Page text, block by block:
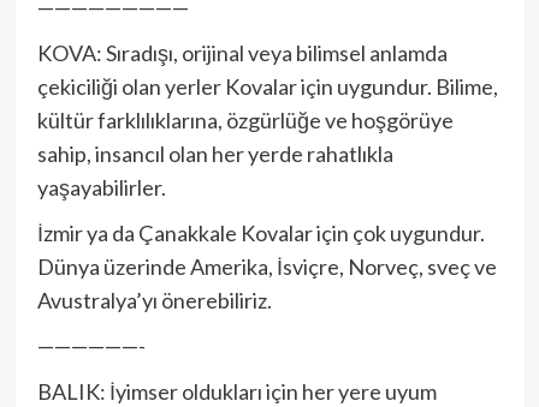
—————————
KOVA: Sıradışı, orijinal veya bilimsel anlamda
çekiciliği olan yerler Kovalar için uygundur. Bilime,
kültür farklılıklarına, özgürlüğe ve hoşgörüye
sahip, insancıl olan her yerde rahatlıkla
yaşayabilirler.
İzmir ya da Çanakkale Kovalar için çok uygundur.
Dünya üzerinde Amerika, İsviçre, Norveç, sveç ve
Avustralya’yı önerebiliriz.
——————-
BALIK: İyimser oldukları için her yere uyum